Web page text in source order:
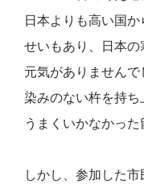
日本よりも高い国
せいもあり、日本の
元気がありません
染みのない杵を持
うまくいかなかった
しかし、参加した